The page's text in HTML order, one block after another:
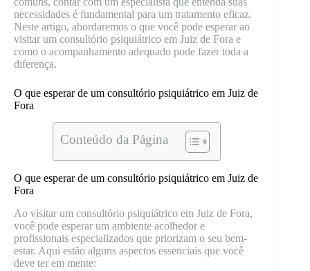
necessidades é fundamental para um tratamento eficaz.
Neste artigo, abordaremos o que você pode esperar ao
visitar um consultório psiquiátrico em Juiz de Fora e
como o acompanhamento adequado pode fazer toda a
diferença.
O que esperar de um consultório psiquiátrico em Juiz de
Fora
Conteúdo da Página
O que esperar de um consultório psiquiátrico em Juiz de
Fora
Ao visitar um consultório psiquiátrico em Juiz de Fora,
você pode esperar um ambiente acolhedor e
profissionais especializados que priorizam o seu bem-
estar. Aqui estão alguns aspectos essenciais que você
deve ter em mente: